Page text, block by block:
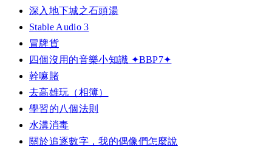
深入地下城之石頭湯
Stable Audio 3
冒牌貨
四個沒用的音樂小知識 ✦BBP7✦
幹嘛賭
去高雄玩（相簿）
學習的八個法則
水溝消毒
關於追逐數字，我的偶像們怎麼說